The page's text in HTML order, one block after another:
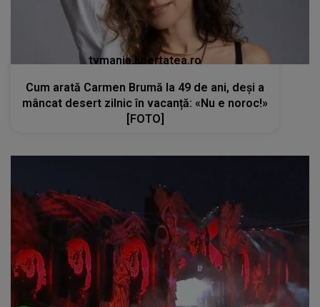
tvmania.libertatea.ro
Cum arată Carmen Brumă la 49 de ani, deși a
mâncat desert zilnic în vacanță: «Nu e noroc!»
[FOTO]